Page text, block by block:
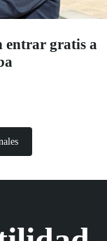
entrar gratis a